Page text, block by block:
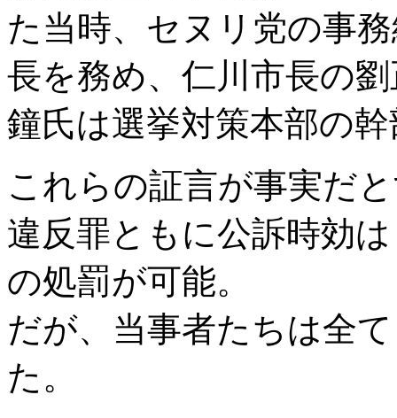
た当時、セヌリ党の事
長を務め、仁川市長の
鐘氏は選挙対策本部の
これらの証言が事実だ
違反罪ともに公訴時効
の処罰が可能。
だが、当事者たちは全
た。